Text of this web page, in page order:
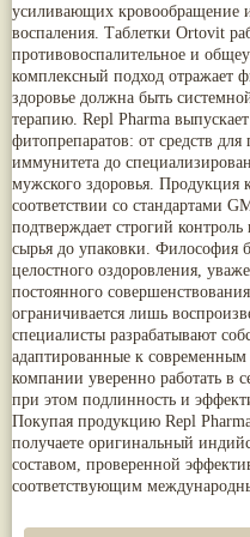
усиливающих кровообращение
воспаления. Таблетки Ortovit
противовоспалительное и
комплексный подход отражает
здоровье должна быть
терапию. Repl Pharma
фитопрепаратов: от средств
иммунитета до
мужского здоровья. Продукция
соответствии со стандартами
подтверждает строгий
сырья до упаковки. Философия
целостного оздоровления,
постоянного
ограничивается лишь
специалисты разрабатывают
адаптированные к
компании уверенно работать в
при этом подлинность и
Покупая продукцию Repl
получаете оригинальный
составом, проверенной
соответствующим
Nirdosh(3)
Агастья расаяна(3)
Ашта чурна(3)
Аштаваргам(3)
Брами вати с золотом(3)
Брахма расаяна(3)
Брихатьяди(3)
Видарьяди(3)
Гуггул(3)
Дханвантарам 101(3)
Дханвантарам тайлам(3)
Кайлаш дживан
(3)
Кальянака гритам(3)
Кримикутхар рас(3)
Кунжутное масло(3)
Кутаджа (3)
Кширабала(3)
Лив 52(3)
more...
Арджуна(19)
Касмарья(19)
Кориандр(19)
Туласи(18)
Барбарис индийский (17)
Зира(17)
Крапива индийская(17)
Патола(17)
Холарена - Кутаджа(17)
Шионака (17)
Аджван/Ажгон(16)
Акация катеху(16)
Кальций(16)
Укроп пахучий(16)
Дашамула(15)
Лодхра(14)
Моринга(14)
Перец кубеба(14)
Сахарный тростник(14)
Бхунимба/Андрографис
Гвоздика(13)
Кассия трубчатая(13)
Мезуя железная (13)
Пажитник(13)